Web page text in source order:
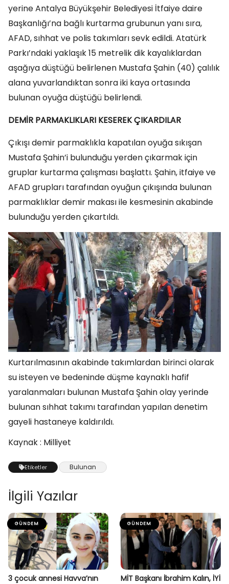
yerine Antalya Büyükşehir Belediyesi İtfaiye daire
Başkanlığı’na bağlı kurtarma grubunun yanı sıra,
AFAD, sıhhat ve polis takımları sevk edildi. Atatürk
Parkı’ndaki yaklaşık 15 metrelik dik kayalıklardan
aşağıya düştüğü belirlenen Mustafa Şahin (40) çalılık
alana yuvarlandıktan sonra iki kaya ortasında
bulunan oyuğa düştüğü belirlendi.
DEMİR PARMAKLIKLARI KESEREK ÇIKARDILAR
Çıkışı demir parmaklıkla kapatılan oyuğa sıkışan
Mustafa Şahin’i bulunduğu yerden çıkarmak için
gruplar kurtarma çalışması başlattı. Şahin, itfaiye ve
AFAD grupları tarafından oyuğun çıkışında bulunan
parmaklıklar demir makası ile kesmesinin akabinde
bulunduğu yerden çıkartıldı.
Kurtarılmasının akabinde takımlardan birinci olarak
su isteyen ve bedeninde düşme kaynaklı hafif
yaralanmaları bulunan Mustafa Şahin olay yerinde
bulunan sıhhat takımı tarafından yapılan denetim
gayeli hastaneye kaldırıldı.
Kaynak : Milliyet
Etiketler Bulunan
İlgili Yazılar
GÜNDEM
3 çocuk annesi Havva’nın
GÜNDEM
MİT Başkanı İbrahim Kalın, İYİ